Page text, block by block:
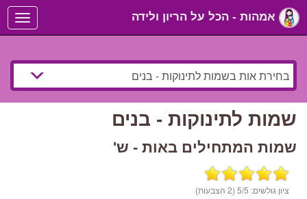
Toggle
navigation
שמות לתינוקות - בנים
שמות המתחילים באות - ש'
ציון גולשים: 5/5 (2 הצבעות)